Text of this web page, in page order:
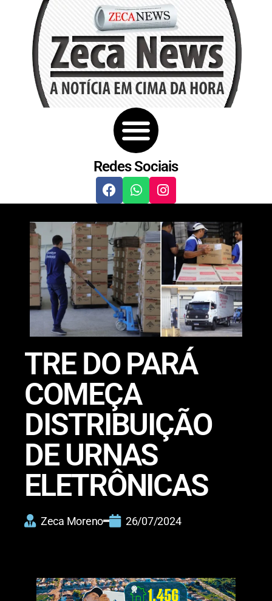
Redes Sociais
TRE DO PARÁ
COMEÇA
DISTRIBUIÇÃO
DE URNAS
ELETRÔNICAS
Zeca Moreno 26/07/2024